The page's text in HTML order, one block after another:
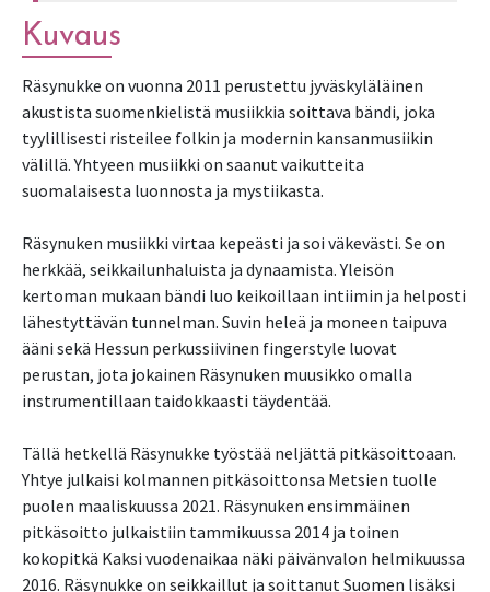
Kuvaus
Räsynukke on vuonna 2011 perustettu jyväskyläläinen
akustista suomenkielistä musiikkia soittava bändi, joka
tyylillisesti risteilee folkin ja modernin kansanmusiikin
välillä. Yhtyeen musiikki on saanut vaikutteita
suomalaisesta luonnosta ja mystiikasta.
Räsynuken musiikki virtaa kepeästi ja soi väkevästi. Se on
herkkää, seikkailunhaluista ja dynaamista. Yleisön
kertoman mukaan bändi luo keikoillaan intiimin ja helposti
lähestyttävän tunnelman. Suvin heleä ja moneen taipuva
ääni sekä Hessun perkussiivinen fingerstyle luovat
perustan, jota jokainen Räsynuken muusikko omalla
instrumentillaan taidokkaasti täydentää.
Tällä hetkellä Räsynukke työstää neljättä pitkäsoittoaan.
Yhtye julkaisi kolmannen pitkäsoittonsa Metsien tuolle
puolen maaliskuussa 2021. Räsynuken ensimmäinen
pitkäsoitto julkaistiin tammikuussa 2014 ja toinen
kokopitkä Kaksi vuodenaikaa näki päivänvalon helmikuussa
2016. Räsynukke on seikkaillut ja soittanut Suomen lisäksi